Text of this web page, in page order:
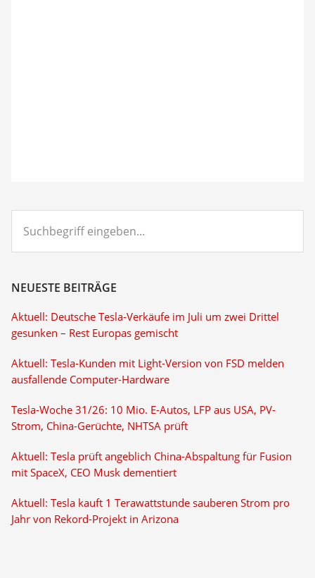
eingeben...
NEUESTE BEITRÄGE
Aktuell: Deutsche Tesla-Verkäufe im Juli um zwei Drittel
gesunken – Rest Europas gemischt
Aktuell: Tesla-Kunden mit Light-Version von FSD melden
ausfallende Computer-Hardware
Tesla-Woche 31/26: 10 Mio. E-Autos, LFP aus USA, PV-
Strom, China-Gerüchte, NHTSA prüft
Aktuell: Tesla prüft angeblich China-Abspaltung für Fusion
mit SpaceX, CEO Musk dementiert
Aktuell: Tesla kauft 1 Terawattstunde sauberen Strom pro
Jahr von Rekord-Projekt in Arizona